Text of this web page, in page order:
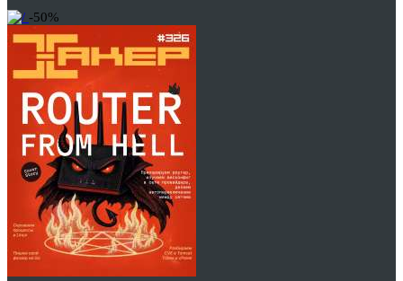
-50%